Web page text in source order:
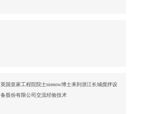
英国皇家工程院院士nienow博士来到浙江长城搅拌设
备股份有限公司交流经验技术